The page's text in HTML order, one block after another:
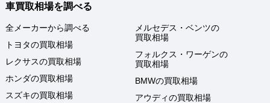
車買取相場を調べる
全メーカーから調べる
トヨタの買取相場
レクサスの買取相場
ホンダの買取相場
スズキの買取相場
メルセデス・ベンツの
買取相場
フォルクス・ワーゲンの
買取相場
BMWの買取相場
アウディの買取相場